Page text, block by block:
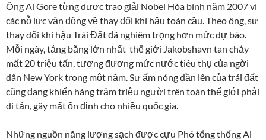
Ông Al Gore từng dược trao giải Nobel Hòa bình năm 2007 vì
các nỗ lực vận động về thay đổi khí hậu toàn cầu. Theo ông, sự
thay dổi khí hậu Trái Đất đã nghiêm trọng hơn mức dự báo.
Mỗi ngày, tảng băng lớn nhất thế giới Jakobshavn tan chảy
mất 20 triệu tấn, tương đương mức nước tiêu thụ của ngời
dân New York trong một năm. Sự ấm nóng dần lên của trái đất
cũng đang khiến hàng trăm triệu người trên toàn thế giới phải
di tản, gây mất ổn định cho nhiều quốc gia.
Những nguồn năng lượng sạch được cựu Phó tổng thống Al